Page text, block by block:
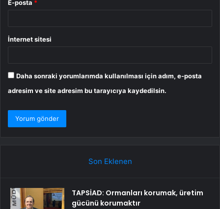
E-posta *
İnternet sitesi
Daha sonraki yorumlarımda kullanılması için adım, e-posta
adresim ve site adresim bu tarayıcıya kaydedilsin.
Son Eklenen
TAPSİAD: Ormanları korumak, üretim
gücünü korumaktır